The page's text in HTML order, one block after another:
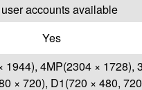
accounts available
Yes
4MP(2304 × 1728),
× 720), D1(720 × 480,